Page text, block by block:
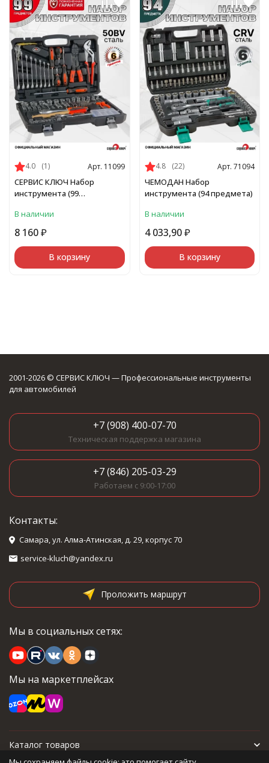
СЕРВИС КЛЮЧ Набор
инструмента (99
В наличии
4.0 (1) Арт. 11099
8 160₽
В корзину
ЧЕМОДАН Набор
инструмента (94 предмета)
В наличии
4.8 (22) Арт. 71094
4 033,90 ₽
В корзину
2001-2026 © СЕРВИС КЛЮЧ — Профессиональные инструменты
для автомобилей
+7 (908) 400-07-70
Техническая поддержка магазина
+7 (846) 205-03-29
Работаем с 9:00-17:00
Контакты:
Самара, ул. Алма-Атинская, д. 29, корпус 70
service-kluch@yandex.ru
Проложить маршрут
Мы в социальных сетях:
Мы на маркетплейсах
Каталог товаров